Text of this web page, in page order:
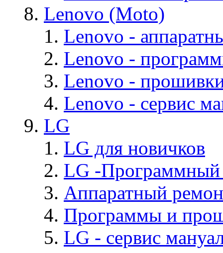
Lenovo (Moto)
Lenovo -
Lenovo -
Lenovo -
Lenovo - cервис
LG
LG для новичков
LG -Программный
Аппаратный
Программы и
LG - cервис